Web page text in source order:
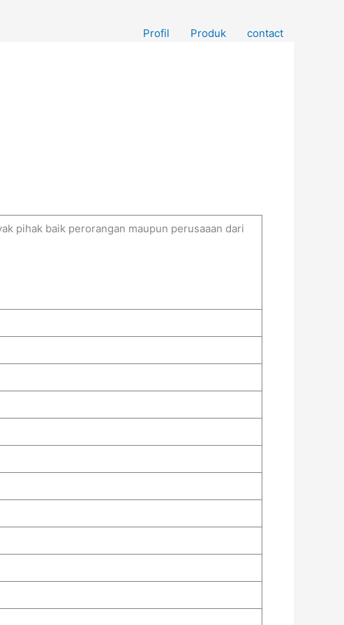
Profil Produk contact
pihak baik perorangan maupun perusaaan dari